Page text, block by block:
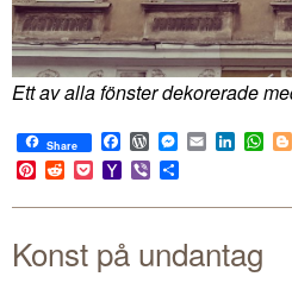
Ett av alla fönster dekorerade
Share Facebook
WordPress
Messenger
Email
Pinterest
RedditPocketYahoo
Mail
Viber
Konst på undantag